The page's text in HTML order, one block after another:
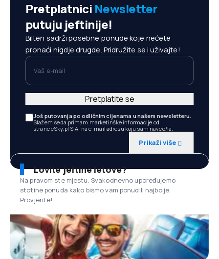
Pretplatnici Newsletter
putuju jeftinije!
Bilten sadrži posebne ponude koje nećete
pronaći nigdje drugde. Pridružite se i uživajte!
Vaš e-mail
Još putovanja po odličnim cijenama u našem newsletteru.
Slažem se da primam marketinške informacije od
strane eSky.pl S.A. na e-mail adresu koju sam naveo/la.
Prikaži više
Pretplatite se
Lovite jeftine letove?
Na pravom ste mjestu. Svakodnevno upoređujemo
stotine ponuda kako bismo vam ponudili najbolje.
Provjerite!